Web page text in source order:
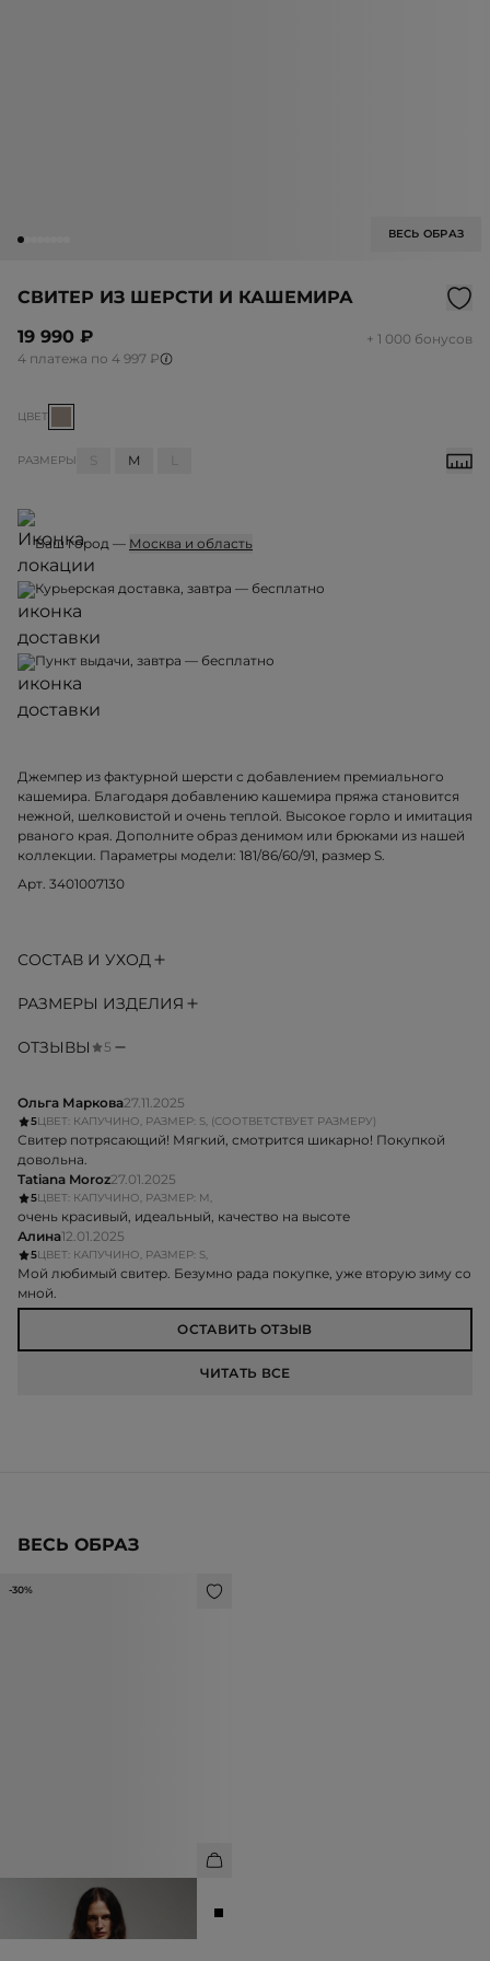
ВЕСЬ ОБРАЗ
СВИТЕР ИЗ ШЕРСТИ И КАШЕМИРА
19 990 ₽
+ 1 000 бонусов
4 платежа по 4 997 ₽
ЦВЕТ
РАЗМЕРЫ M
Ваш город — Москва и область
Курьерская доставка, завтра — бесплатно
Пункт выдачи, завтра — бесплатно
Джемпер из фактурной шерсти с добавлением премиального
кашемира. Благодаря добавлению кашемира пряжа становится
нежной, шелковистой и очень теплой. Высокое горло и имитация
рваного края. Дополните образ денимом или брюками из нашей
коллекции. Параметры модели: 181/86/60/91, размер S.
Арт. 3401007130
СОСТАВ И УХОД
РАЗМЕРЫ ИЗДЕЛИЯ
ОТЗЫВЫ 5
Ольга Маркова27.11.2025
5ЦВЕТ: КАПУЧИНО, РАЗМЕР: S, (СООТВЕТСТВУЕТ РАЗМЕРУ)
Свитер потрясающий! Мягкий, смотрится шикарно! Покупкой
довольна.
Tatiana Moroz27.01.2025
5ЦВЕТ: КАПУЧИНО, РАЗМЕР: M,
очень красивый, идеальный, качество на высоте
Алина12.01.2025
5ЦВЕТ: КАПУЧИНО, РАЗМЕР: S,
Мой любимый свитер. Безумно рада покупке, уже вторую зиму со
мной.
ОСТАВИТЬ ОТЗЫВ
ЧИТАТЬ ВСЕ
ВЕСЬ ОБРАЗ
-30%
ДЖИНСЫ ПРЯМОГО КРОЯ
16 990 ₽